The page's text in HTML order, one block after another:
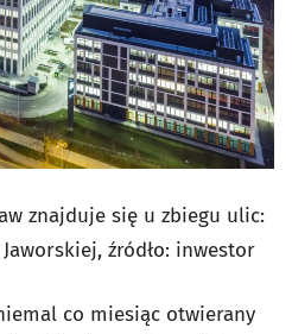
znajduje się u zbiegu ulic:
źródło: inwestor
co miesiąc otwierany